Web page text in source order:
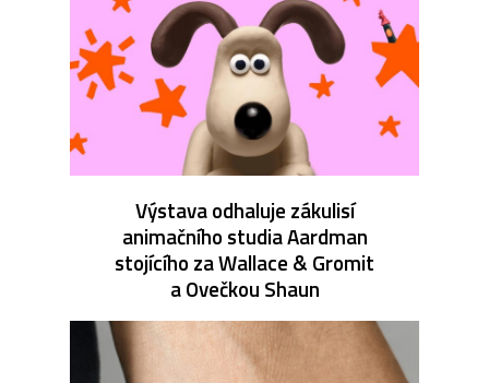
Výstava odhaluje zákulisí
animačního studia Aardman
stojícího za Wallace & Gromit
a Ovečkou Shaun